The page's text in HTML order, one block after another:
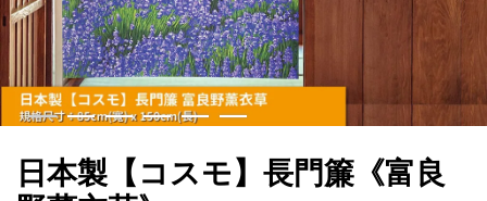
日本製【コスモ】長門簾《富良